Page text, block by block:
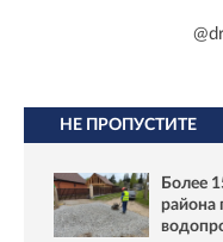
НЕ ПРОПУСТИТЕ
Более
района